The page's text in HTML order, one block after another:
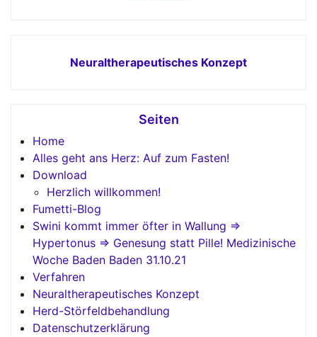
Neuraltherapeutisches Konzept
Seiten
Home
Alles geht ans Herz: Auf zum Fasten!
Download
Herzlich willkommen!
Fumetti-Blog
Swini kommt immer öfter in Wallung =>
Hypertonus => Genesung statt Pille! Medizinische
Woche Baden Baden 31.10.21
Verfahren
Neuraltherapeutisches Konzept
Herd-Störfeldbehandlung
Datenschutzerklärung